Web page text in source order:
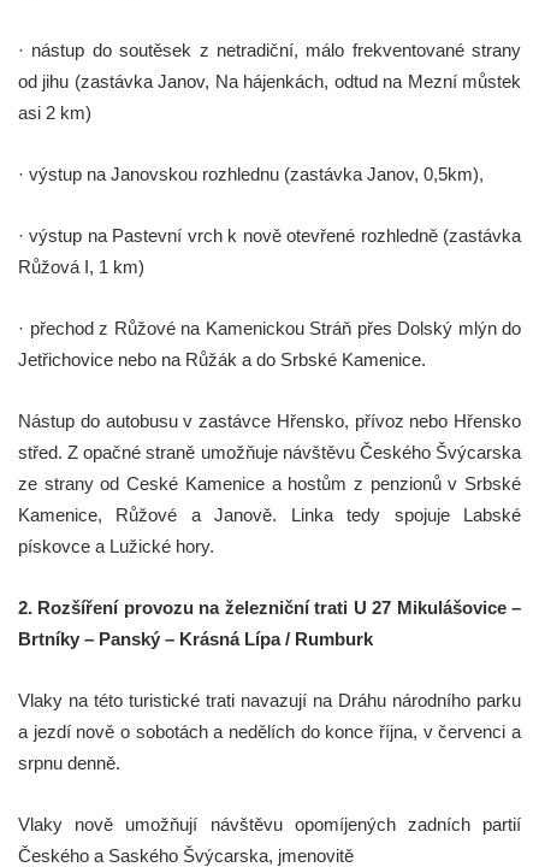
· nástup do soutěsek z netradiční, málo frekventované strany
od jihu (zastávka Janov, Na hájenkách, odtud na Mezní můstek
asi 2 km)
· výstup na Janovskou rozhlednu (zastávka Janov, 0,5km),
· výstup na Pastevní vrch k nově otevřené rozhledně (zastávka
Růžová I, 1 km)
· přechod z Růžové na Kamenickou Stráň přes Dolský mlýn do
Jetřichovice nebo na Růžák a do Srbské Kamenice.
Nástup do autobusu v zastávce Hřensko, přívoz nebo Hřensko
střed. Z opačné straně umožňuje návštěvu Českého Švýcarska
ze strany od Ceské Kamenice a hostům z penzionů v Srbské
Kamenice, Růžové a Janově. Linka tedy spojuje Labské
pískovce a Lužické hory.
2. Rozšíření provozu na železniční trati U 27 Mikulášovice –
Brtníky – Panský – Krásná Lípa / Rumburk
Vlaky na této turistické trati navazují na Dráhu národního parku
a jezdí nově o sobotách a nedělích do konce října, v červenci a
srpnu denně.
Vlaky nově umožňují návštěvu opomíjených zadních partií
Českého a Saského Švýcarska, jmenovitě